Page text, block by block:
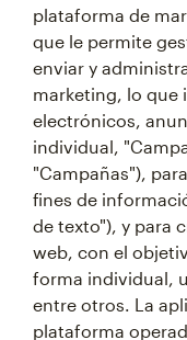
plataforma de
que le permite
enviar y
marketing, lo que
electrónicos,
individual,
"Campañas"),
fines de
de texto"), y para
web, con el
forma individual,
entre otros. La
plataforma